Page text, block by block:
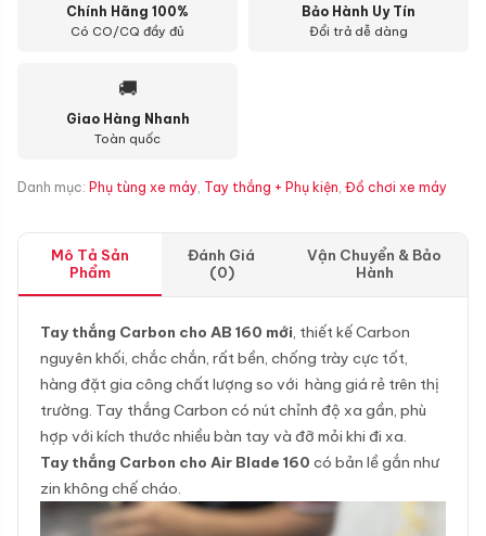
Chính Hãng 100%
Có CO/CQ đầy đủ
Bảo Hành Uy Tín
Đổi trả dễ dàng
🚚
Giao Hàng Nhanh
Toàn quốc
Danh mục: Phụ tùng xe máy, Tay thắng + Phụ kiện, Đồ chơi xe máy
Mô Tả Sản
Phẩm
Đánh Giá
(0)
Vận Chuyển & Bảo
Hành
Tay thắng Carbon cho AB 160 mới, thiết kế Carbon
nguyên khối, chắc chắn, rất bền, chống trày cực tốt,
hàng đặt gia công chất lượng so với hàng giá rẻ trên thị
trường. Tay thắng Carbon có nút chỉnh độ xa gần, phù
hợp với kích thước nhiều bàn tay và đỡ mỏi khi đi xa.
Tay thắng Carbon cho Air Blade 160 có bản lề gắn như
zin không chế cháo.